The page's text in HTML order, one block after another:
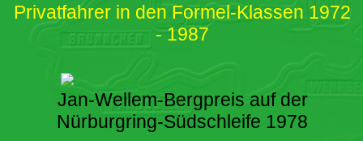
Privatfahrer in den Formel-Klassen 1972
- 1987
Jan-Wellem-Bergpreis auf der
Nürburgring-Südschleife 1978